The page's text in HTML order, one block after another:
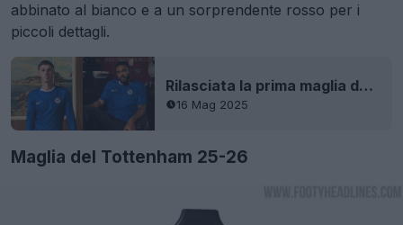
abbinato al bianco e a un sorprendente rosso per i
piccoli dettagli.
Rilasciata la prima maglia del Chelsea per la stagione 25-26
16 Mag 2025
Maglia del Tottenham 25-26